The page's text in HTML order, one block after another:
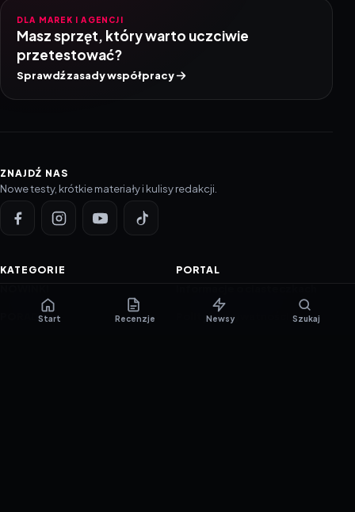
DLA MAREK I AGENCJI
Masz sprzęt, który warto uczciwie
przetestować?
Sprawdź zasady współpracy
ZNAJDŹ NAS
Nowe testy, krótkie materiały i kulisy redakcji.
KATEGORIE
PORADNIKI
PORTAL
Polityka prywatności
Start Recenzje Newsy Szukaj